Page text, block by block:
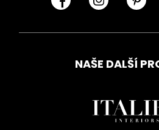
NAŠE DALŠÍ